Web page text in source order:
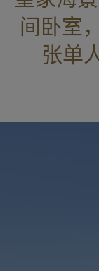
间卧室
张单